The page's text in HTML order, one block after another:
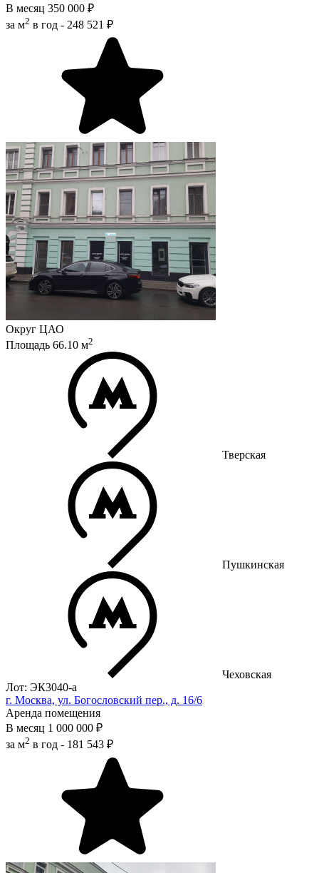
В месяц 350 000 ₽
за м2 в год - 248 521 ₽
Округ ЦАО
Площадь 66.10 м2
Тверская
Пушкинская
Чеховская
Лот: ЭК3040-a
г. Москва, ул. Богословский пер., д. 16/6
Аренда помещения
В месяц 1 000 000 ₽
за м2 в год - 181 543 ₽